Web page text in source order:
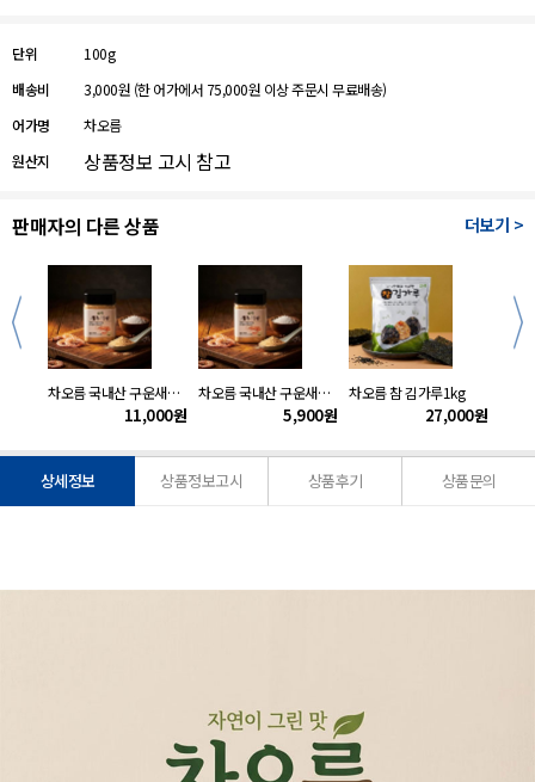
단위
100g
배송비
3,000원 (한 어가에서 75,000원 이상 주문시 무료배송)
어가명
차오름
원산지
상품정보 고시 참고
판매자의 다른 상품
차오름 국내산 구운새우가루120gx2개
11,000원
차오름 국내산 구운새우가루120g
5,900원
차오름 참 김가루1kg
27,000원
더보기 >
상세정보 상품정보고시 상품후기 상품문의